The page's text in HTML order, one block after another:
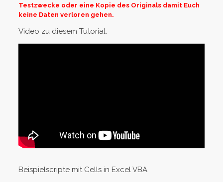
Testzwecke oder eine Kopie des Originals damit Euch
keine Daten verloren gehen.
Video zu diesem Tutorial:
Beispielscripte mit Cells in Excel VBA